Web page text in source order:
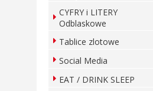
CYFRY i LITERY
Odblaskowe
Tablice zlotowe
Social Media
EAT / DRINK SLEEP